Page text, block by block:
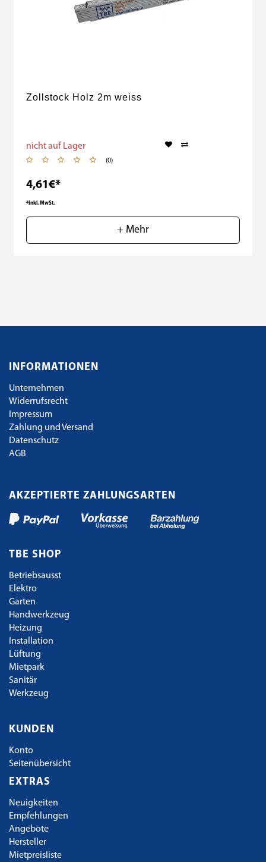
Zollstock Holz 2m weiss
nicht auf Lager
(0)
4,61€*
*Inkl. MwSt.
+ Mehr
INFORMATIONEN
Unternehmen
Widerrufsrecht
Impressum
Zahlung und Versand
Datenschutz
AGB
AKZEPTIERTE ZAHLUNGSARTEN
TBE SHOP
Betriebsausst
Elektro
Garten
Handwerkzeug
Heizung
Installation
Lüftung
Mietpark
Sanitär
Werkzeug
KUNDEN
Konto
Seitenübersicht
EXTRAS
Neuigkeiten
Empfehlungen
Angebote
Hersteller
Mietpreisliste